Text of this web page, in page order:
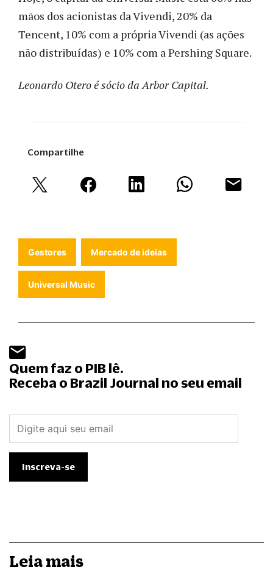
mãos dos acionistas da Vivendi, 20% da
Tencent, 10% com a própriaVivendi (as ações
não distribuídas) e 10% com a Pershing Square.
Leonardo Otero é sócio da Arbor Capital.
Compartilhe
Gestores Mercado de ideias
Universal Music
Quem faz o PIB lê.
Receba o Brazil Journal no seu email
Leia mais